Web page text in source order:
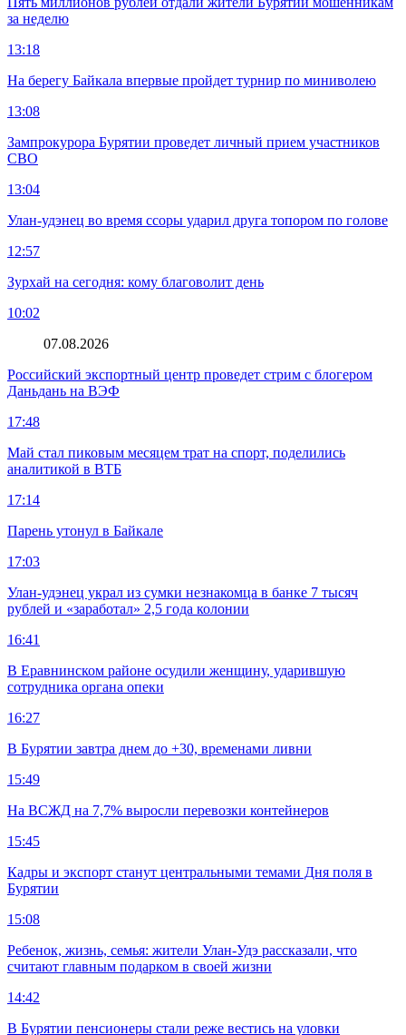
за неделю
13:18
На берегу Байкала впервые пройдет турнир по миниволею
13:08
Зампрокурора Бурятии проведет личный прием участников
СВО
13:04
Улан-удэнец во время ссоры ударил друга топором по голове
12:57
Зурхай на сегодня: кому благоволит день
10:02
07.08.2026
Российский экспортный центр проведет стрим с блогером
Даньдань на ВЭФ
17:48
Май стал пиковым месяцем трат на спорт, поделились
аналитикой в ВТБ
17:14
Парень утонул в Байкале
17:03
Улан-удэнец украл из сумки незнакомца в банке 7 тысяч
рублей и «заработал» 2,5 года колонии
16:41
В Еравнинском районе осудили женщину, ударившую
сотрудника органа опеки
16:27
В Бурятии завтра днем до +30, временами ливни
15:49
На ВСЖД на 7,7% выросли перевозки контейнеров
15:45
Кадры и экспорт станут центральными темами Дня поля в
Бурятии
15:08
Ребенок, жизнь, семья: жители Улан-Удэ рассказали, что
считают главным подарком в своей жизни
14:42
В Бурятии пенсионеры стали реже вестись на уловки